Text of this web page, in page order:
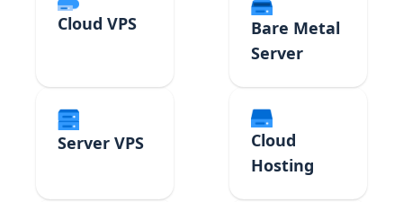
Cloud VPS
Bare Metal
Server
Server VPS
Cloud
Hosting